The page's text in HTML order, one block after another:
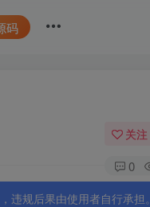
码
关注
0
规后果由使用者自行承担。